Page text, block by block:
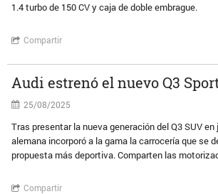
1.4 turbo de 150 CV y caja de doble embrague.
Compartir
Audi estrenó el nuevo Q3
25/08/2025
Tras presentar la nueva generación del Q3 SUV en
alemana incorporó a la gama la carrocería que se
propuesta más deportiva. Comparten las
Compartir